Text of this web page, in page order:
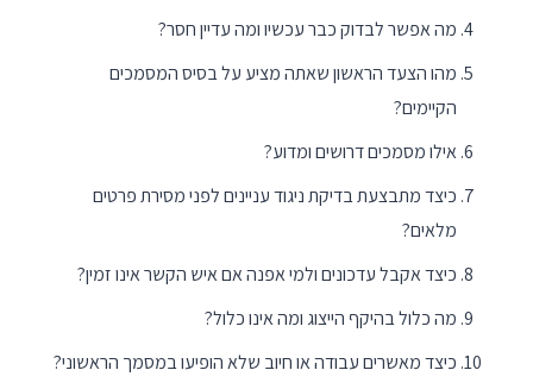
מה אפשר לבדוק כבר עכשיו ומה עדיין חסר?
מהו הצעד הראשון שאתה מציע על בסיס המסמכים
הקיימים?
אילו מסמכים דרושים ומדוע?
כיצד מתבצעת בדיקת ניגוד עניינים לפני מסירת פרטים
מלאים?
כיצד אקבל עדכונים ולמי אפנה אם איש הקשר אינו זמין?
מה כלול בהיקף הייצוג ומה אינו כלול?
כיצד מאשרים עבודה או חיוב שלא הופיעו במסמך הראשוני?